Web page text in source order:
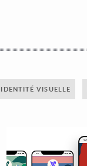
IDENTITÉ VISUELLE